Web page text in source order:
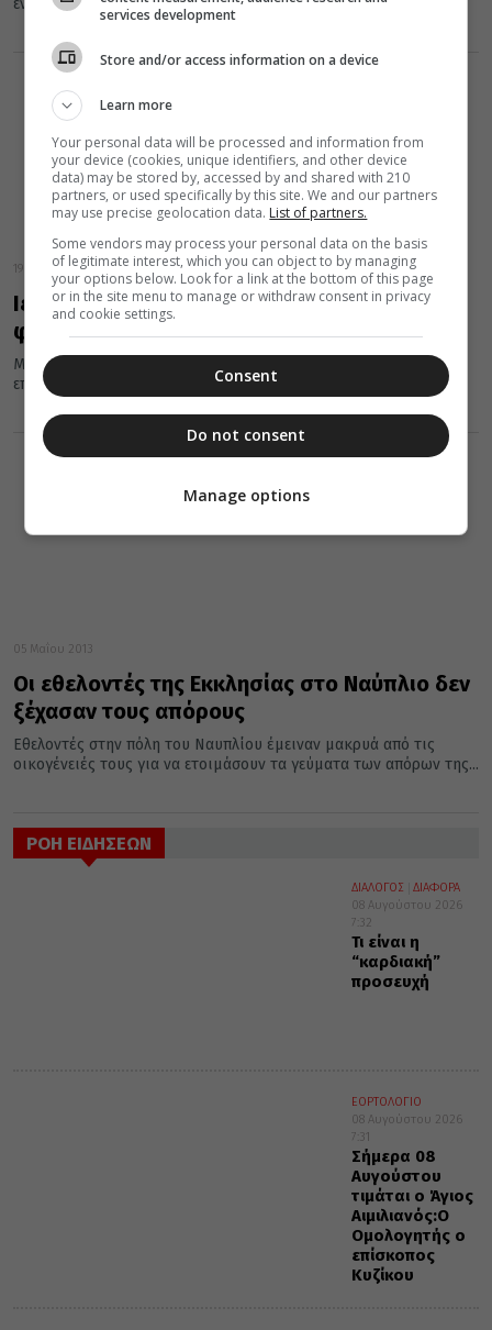
ενορία της Ευαγγελίστριας.
19 Ιουνίου 2013
Ιερέας και ενορίτες στο Πήλιο… σβήνουν
φωτιές
Μια ακόμη απόδειξη του πολύπλευρου έργου που μπορεί να
επιτελέσει η Εκκλησία
05 Μαΐου 2013
Οι εθελοντές της Εκκλησίας στο Ναύπλιο δεν
ξέχασαν τους απόρους
Εθελοντές στην πόλη του Ναυπλίου έμειναν μακρυά από τις
οικογένειές τους για να ετοιμάσουν τα γεύματα των απόρων της...
ΡΟΗ ΕΙΔΗΣΕΩΝ
ΔΙΑΛΟΓΟΣ
ΔΙΑΦΟΡΑ
08 Αυγούστου 2026
7:32
Τι είναι η
“καρδιακή”
προσευχή
ΕΟΡΤΟΛΟΓΙΟ
08 Αυγούστου 2026
7:31
Σήμερα 08
Αυγούστου
τιμάται ο Άγιος
Αιμιλιανός:Ο
Ομολογητής ο
επίσκοπος
Κυζίκου
services development
Store and/or access information on a device
Learn more
Your personal data will be processed and information from
your device (cookies, unique identifiers, and other device
data) may be stored by, accessed by and shared with 210
partners, or used specifically by this site. We and our partners
may use precise geolocation data. List of partners.
Some vendors may process your personal data on the basis
of legitimate interest, which you can object to by managing
your options below. Look for a link at the bottom of this page
or in the site menu to manage or withdraw consent in privacy
and cookie settings.
Consent
Do not consent
Manage options